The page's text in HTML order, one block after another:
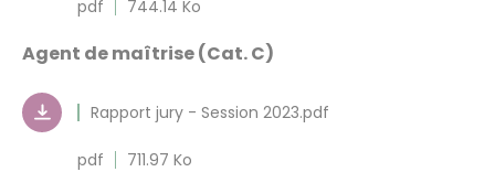
pdf 744.14 Ko
Agent de maîtrise (Cat. C)
Rapport jury - Session 2023.pdf
pdf 711.97 Ko